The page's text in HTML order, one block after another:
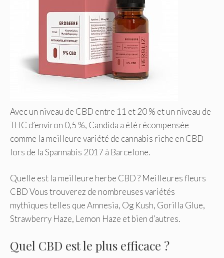
Avec un niveau de CBD entre 11 et 20 % et un niveau de
THC d’environ 0,5 %, Candida a été récompensée
comme la meilleure variété de cannabis riche en CBD
lors de la Spannabis 2017 à Barcelone.
Quelle est la meilleure herbe CBD ? Meilleures fleurs
CBD Vous trouverez de nombreuses variétés
mythiques telles que Amnesia, Og Kush, Gorilla Glue,
Strawberry Haze, Lemon Haze et bien d’autres.
Quel CBD est le plus efficace ?